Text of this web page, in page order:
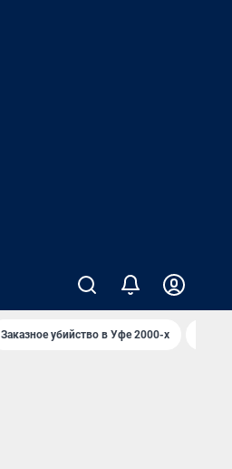
Заказное убийство в Уфе 2000-х